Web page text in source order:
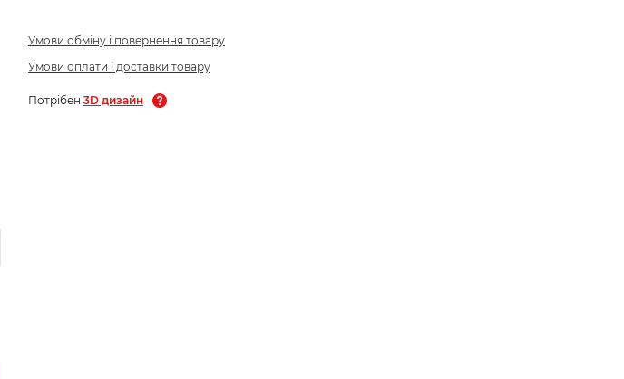
Умови обміну і повернення товару
Умови оплати і доставки товару
Потрібен 3D дизайн